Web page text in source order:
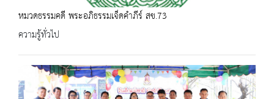
หมวดธรรมคดี พระอภิธรรมเจ็ดคำภีร์ สข.73
ความรู้ทั่วไป